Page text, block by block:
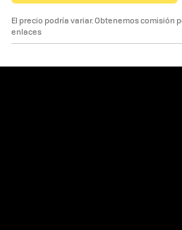
El precio podría variar. Obtenemos comisión
enlaces